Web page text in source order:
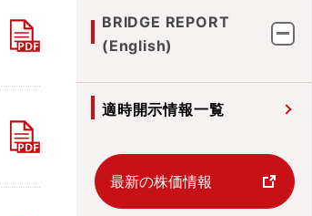
BRIDGE REPORT
(English)
適時開示情報一覧
最新の株価情報